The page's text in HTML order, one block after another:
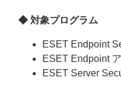
◆ 対象プログラム
ESET Endpoint
ESET Endpoint
ESET Server